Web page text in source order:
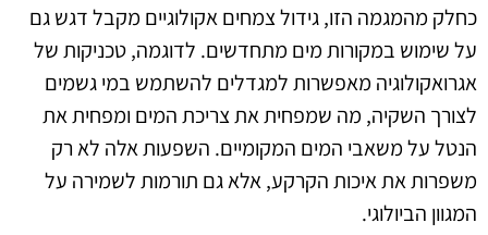
כחלק מהמגמה הזו, גידול צמחים אקולוגיים מקבל דגש גם
על שימוש במקורות מים מתחדשים. לדוגמה, טכניקות של
אגרואקולוגיה מאפשרות למגדלים להשתמש במי גשמים
לצורך השקיה, מה שמפחית את צריכת המים ומפחית את
הנטל על משאבי המים המקומיים. השפעות אלה לא רק
משפרות את איכות הקרקע, אלא גם תורמות לשמירה על
המגוון הביולוגי.